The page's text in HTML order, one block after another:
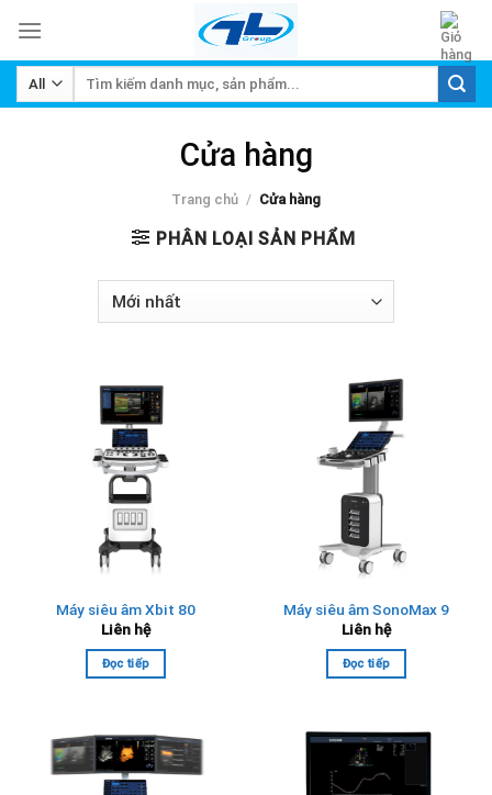
content
Tìm
Cửa hàng
Trang chủ / Cửa hàng
PHÂN LOẠI SẢN PHẨM
Máy siêu âm Xbit 80
Liên hệ
Đọc tiếp
Máy siêu âm SonoMax 9
Liên hệ
Đọc tiếp